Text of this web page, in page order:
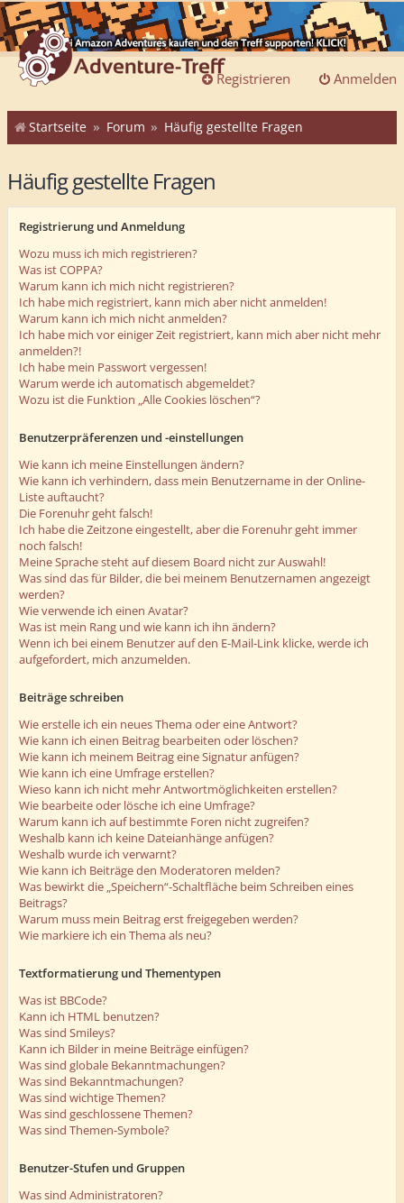
Anmelden
Registrieren
Startseite Forum Häufig gestellte Fragen
Häufig gestellte Fragen
Registrierung und Anmeldung
Wozu muss ich mich registrieren?
Was ist COPPA?
Warum kann ich mich nicht registrieren?
Ich habe mich registriert, kann mich aber nicht anmelden!
Warum kann ich mich nicht anmelden?
Ich habe mich vor einiger Zeit registriert, kann mich aber nicht mehr
anmelden?!
Ich habe mein Passwort vergessen!
Warum werde ich automatisch abgemeldet?
Wozu ist die Funktion „Alle Cookies löschen“?
Benutzerpräferenzen und -einstellungen
Wie kann ich meine Einstellungen ändern?
Wie kann ich verhindern, dass mein Benutzername in der Online-
Liste auftaucht?
Die Forenuhr geht falsch!
Ich habe die Zeitzone eingestellt, aber die Forenuhr geht immer
noch falsch!
Meine Sprache steht auf diesem Board nicht zur Auswahl!
Was sind das für Bilder, die bei meinem Benutzernamen angezeigt
werden?
Wie verwende ich einen Avatar?
Was ist mein Rang und wie kann ich ihn ändern?
Wenn ich bei einem Benutzer auf den E-Mail-Link klicke, werde ich
aufgefordert, mich anzumelden.
Beiträge schreiben
Wie erstelle ich ein neues Thema oder eine Antwort?
Wie kann ich einen Beitrag bearbeiten oder löschen?
Wie kann ich meinem Beitrag eine Signatur anfügen?
Wie kann ich eine Umfrage erstellen?
Wieso kann ich nicht mehr Antwortmöglichkeiten erstellen?
Wie bearbeite oder lösche ich eine Umfrage?
Warum kann ich auf bestimmte Foren nicht zugreifen?
Weshalb kann ich keine Dateianhänge anfügen?
Weshalb wurde ich verwarnt?
Wie kann ich Beiträge den Moderatoren melden?
Was bewirkt die „Speichern“-Schaltfläche beim Schreiben eines
Beitrags?
Warum muss mein Beitrag erst freigegeben werden?
Wie markiere ich ein Thema als neu?
Textformatierung und Thementypen
Was ist BBCode?
Kann ich HTML benutzen?
Was sind Smileys?
Kann ich Bilder in meine Beiträge einfügen?
Was sind globale Bekanntmachungen?
Was sind Bekanntmachungen?
Was sind wichtige Themen?
Was sind geschlossene Themen?
Was sind Themen-Symbole?
Benutzer-Stufen und Gruppen
Was sind Administratoren?